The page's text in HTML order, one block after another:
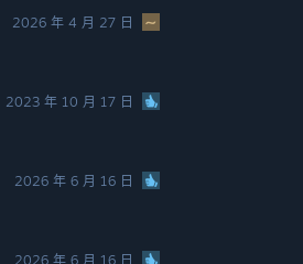
2026 年 4 月 27 日
2023 年 10 月 17 日
2026 年 6 月 16 日
2026 年 6 月 16 日